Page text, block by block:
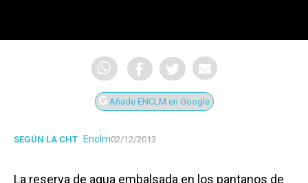
Añade ENCLM en Google
SEGÚN LA CHT Enclm02/12/2013
La reserva de agua embalsada en los pantanos de